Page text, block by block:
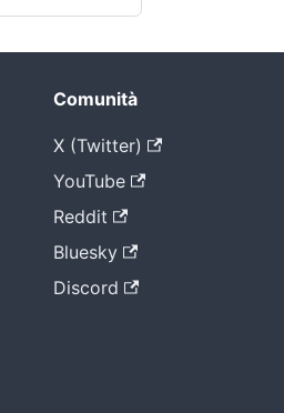
Comunità
X (Twitter)
YouTube
Reddit
Bluesky
Discord